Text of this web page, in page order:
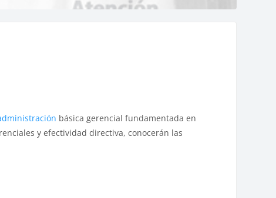
básica gerencial fundamentada en
y efectividad directiva, conocerán las